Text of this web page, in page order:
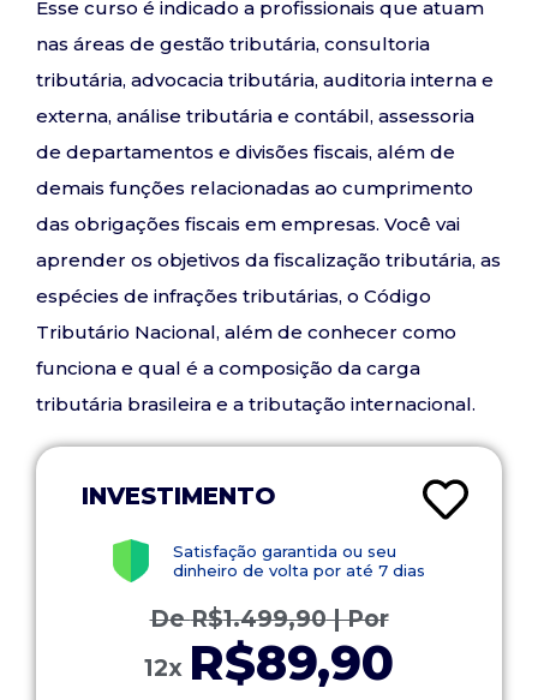
Esse curso é indicado a profissionais que atuam
nas áreas de gestão tributária, consultoria
tributária, advocacia tributária, auditoria interna e
externa, análise tributária e contábil, assessoria
de departamentos e divisões fiscais, além de
demais funções relacionadas ao cumprimento
das obrigações fiscais em empresas. Você vai
aprender os objetivos da fiscalização tributária, as
espécies de infrações tributárias, o Código
Tributário Nacional, além de conhecer como
funciona e qual é a composição da carga
tributária brasileira e a tributação internacional.
INVESTIMENTO
Satisfação garantida ou seu
dinheiro de volta por até 7 dias
DeR$1.499,90| Por
12x R$89,90